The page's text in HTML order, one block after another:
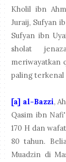
Kholil ibn
Juraij, Sufyan
Sufyan ibn
sholat
meriwayatkan
paling terkenal
[a] al-Bazzi,
Qasim ibn
170 H dan
80 tahun.
Muadzin di